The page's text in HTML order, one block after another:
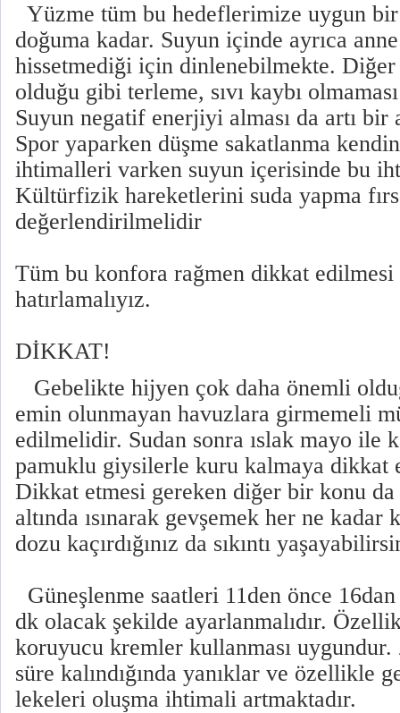
Yüzme tüm bu hedeflerimize uygun
doğuma kadar. Suyun içinde ayrıca anne
hissetmediği için dinlenebilmekte. Diğer
olduğu gibi terleme, sıvı kaybı
Suyun negatif enerjiyi alması da artı bir
Spor yaparken düşme sakatlanma
ihtimalleri varken suyun içerisinde bu
Kültürfizik hareketlerini suda yapma
değerlendirilmelidir
Tüm bu konfora rağmen dikkat edilmesi
hatırlamalıyız.
DİKKAT!
Gebelikte hijyen çok daha önemli
emin olunmayan havuzlara girmemeli
edilmelidir. Sudan sonra ıslak mayo ile
pamuklu giysilerle kuru kalmaya dikkat
Dikkat etmesi gereken diğer bir konu da
altında ısınarak gevşemek her ne
dozu kaçırdığınız da sıkıntı
Güneşlenme saatleri 11den önce
dk olacak şekilde ayarlanmalıdır.
koruyucu kremler kullanması uygundur.
süre kalındığında yanıklar ve özellikle
lekeleri oluşma ihtimali artmaktadır.